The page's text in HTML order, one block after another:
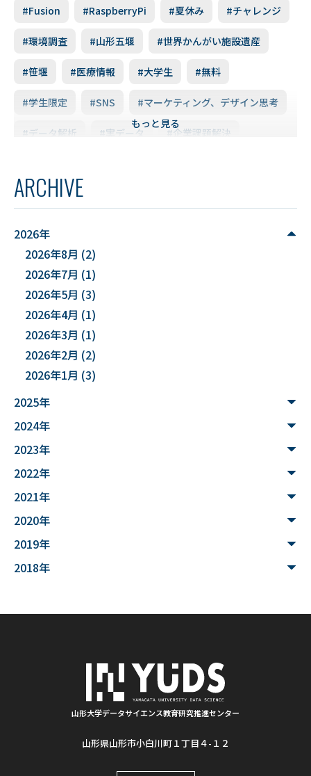
#Fusion #RaspberryPi #夏休み #チャレンジ
#環境調査 #山形五堰 #世界かんがい施設遺産
#笹堰 #医療情報 #大学生 #無料
#学生限定 #SNS #マーケティング、デザイン思考
#データ解析 #実データ #企業課題解決
#YUDS #庄内地方
#DXハイスクール
#能登半島地震被害調査
#文化財 #災害
#”オットセイ”のブロニー君
#３Dデータ
#まちの記憶を残し隊
#文理融合
#魚醤
#シカン
#学生支援 #清代寺院 #画像分析
#BorealForest #放射線 #福島第一原発事故
#半導体検出器 #物体検出 #ソーシャルメディア
もっと見る
ARCHIVE
2026年
2026年8月 (2)
2026年7月 (1)
2026年5月 (3)
2026年4月 (1)
2026年3月 (1)
2026年2月 (2)
2026年1月 (3)
2025年
2024年
2023年
2022年
2021年
2020年
2019年
2018年
山形大学データサイエンス教育研究推進センター
山形県山形市小白川町１丁目４-１２